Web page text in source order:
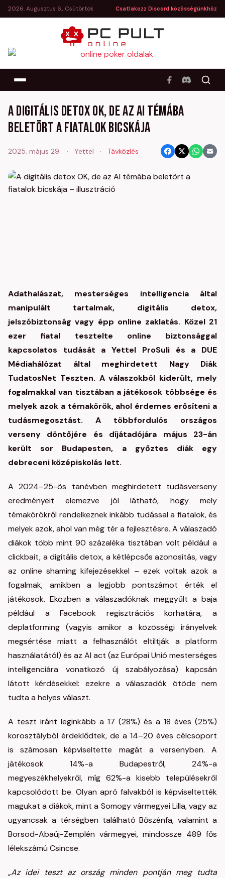
2026. Augusztus 6., Csütörtök Csatlakozz Discord közösségünkhöz
A digitális detox OK, de az AI témába
beletört a fiatalok bicskája
2025. május 29. · Yettel · Távközlés
Adathalászat, mesterséges intelligencia által
manipulált tartalmak, digitális detox,
jelszóbiztonság vagy épp online zaklatás. Közel 21
ezer fiatal tesztelte online biztonsággal
kapcsolatos tudását a Yettel ProSuli és a DUE
Médiahálózat által meghirdetett Nagy Diák
TudatosNet Teszten. A válaszokból kiderült, mely
fogalmakkal van tisztában a játékosok többsége és
melyek azok a témakörök, ahol érdemes erősíteni a
tudásmegosztást. A többfordulós országos
verseny döntőjére és díjátadójára május 23-án
került sor Budapesten, a győztes diák egy
debreceni középiskolás lett.
A 2024–25-ös tanévben meghirdetett tudásverseny
eredményeit elemezve jól látható, hogy mely
témakörökről rendelkeznek inkább tudással a fiatalok, és
melyek azok, ahol van még tér a fejlesztésre. A válaszadó
diákok több mint 90 százaléka tisztában volt például a
clickbait, a digitális detox, a kétlépcsős azonosítás, vagy
az online shaming kifejezésekkel – ezek voltak azok a
fogalmak, amikben a legjobb pontszámot érték el
játékosok. Eközben a válaszadóknak meggyűlt a baja
például a Facebook regisztrációs korhatára, a
deplatforming (vagyis amikor a közösségi irányelvek
megsértése miatt a felhasználót eltiltják a platform
használatától) és az AI act (az Európai Unió mesterséges
intelligenciára vonatkozó új szabályozása) kapcsán
látott kérdésekkel: ezekre a válaszadók ötöde nem
tudta a helyes választ.
A teszt iránt leginkább a 17 (28%) és a 18 éves (25%)
korosztályból érdeklődtek, de a 14–20 éves célcsoport
is számosan képviseltette magát a versenyben. A
játékosok 14%-a Budapestről, 24%-a
megyeszékhelyekről, míg 62%-a kisebb településekről
kapcsolódott be. Olyan apró falvakból is képviseltették
magukat a diákok, mint a Somogy vármegyei Lilla, vagy az
ugyancsak a térségben található Bőszénfa, valamint a
Borsod-Abaúj-Zemplén vármegyei, mindössze 489 fős
lélekszámú Csincse.
„Az idei teszt az ország minden pontján meg tudta